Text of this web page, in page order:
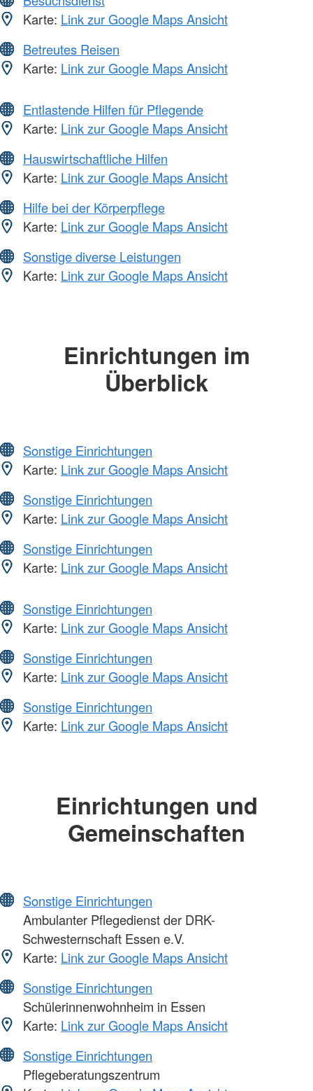
Karte: Link zur Google Maps Ansicht
Betreutes Reisen
Karte: Link zur Google Maps Ansicht
Entlastende Hilfen für Pflegende
Karte: Link zur Google Maps Ansicht
Hauswirtschaftliche Hilfen
Karte: Link zur Google Maps Ansicht
Hilfe bei der Körperpflege
Karte: Link zur Google Maps Ansicht
Sonstige diverse Leistungen
Karte: Link zur Google Maps Ansicht
Einrichtungen im
Überblick
Sonstige Einrichtungen
Karte: Link zur Google Maps Ansicht
Sonstige Einrichtungen
Karte: Link zur Google Maps Ansicht
Sonstige Einrichtungen
Karte: Link zur Google Maps Ansicht
Sonstige Einrichtungen
Karte: Link zur Google Maps Ansicht
Sonstige Einrichtungen
Karte: Link zur Google Maps Ansicht
Sonstige Einrichtungen
Karte: Link zur Google Maps Ansicht
Einrichtungen und
Gemeinschaften
Sonstige Einrichtungen
Ambulanter Pflegedienst der DRK-
Schwesternschaft Essen e.V.
Karte: Link zur Google Maps Ansicht
Sonstige Einrichtungen
Schülerinnenwohnheim in Essen
Karte: Link zur Google Maps Ansicht
Sonstige Einrichtungen
Pflegeberatungszentrum